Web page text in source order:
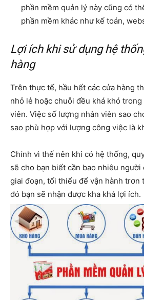
phần mềm quản lý này cũng có
phần mềm khác như kế toán,
Lợi ích khi sử dụng hệ
hàng
Trên thực tế, hầu hết các cửa hàng
nhỏ lẻ hoặc chuỗi đều khá khó
viên. Việc số lượng nhân viên sao
sao phù hợp với lượng công việc là
Chính vì thế nên khi có hệ thống,
sẽ cho bạn biết cần bao nhiêu người
giai đoạn, tối thiểu để vận hành trơn
đó bạn sẽ nhận được kha khá lợi ích.